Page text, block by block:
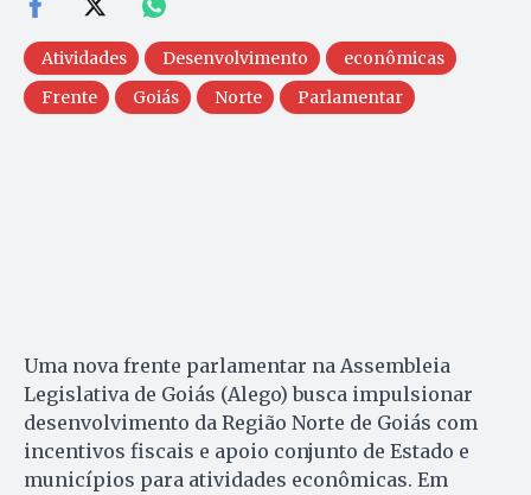
Atividades Desenvolvimento
econômicas
Frente
Goiás Norte Parlamentar
Uma nova frente parlamentar na Assembleia
Legislativa de Goiás (Alego) busca impulsionar
desenvolvimento da Região Norte de Goiás com
incentivos fiscais e apoio conjunto de Estado e
municípios para atividades econômicas. Em